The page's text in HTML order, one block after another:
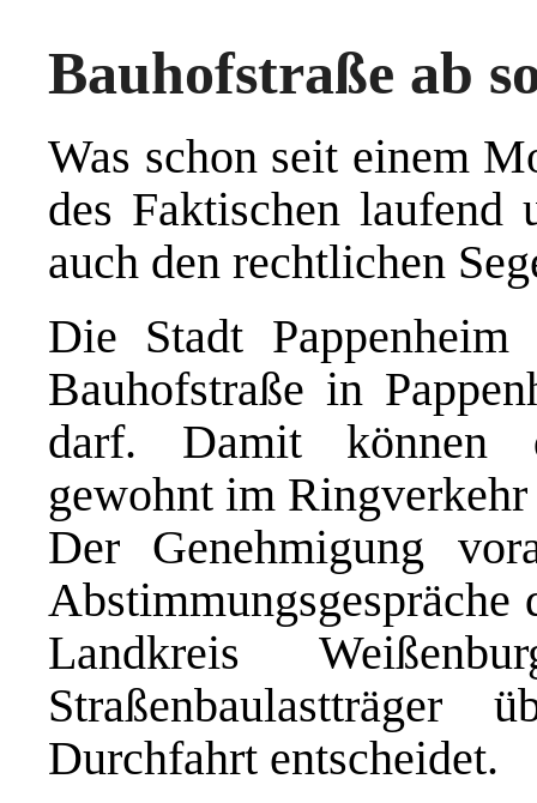
Bauhofstraße ab
Was schon seit einem
des Faktischen laufend
auch den rechtlichen
Die Stadt
Bauhofstraße in
darf. Damit können
gewohnt im
Der Genehmigung
Abstimmungsgespräche
Landkreis
Durchfahrt entscheidet.